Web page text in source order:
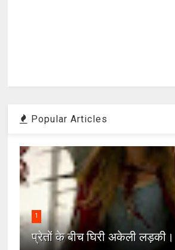
Popular Articles
1
प्रेतों के बीच घिरी अकेली लड़की।